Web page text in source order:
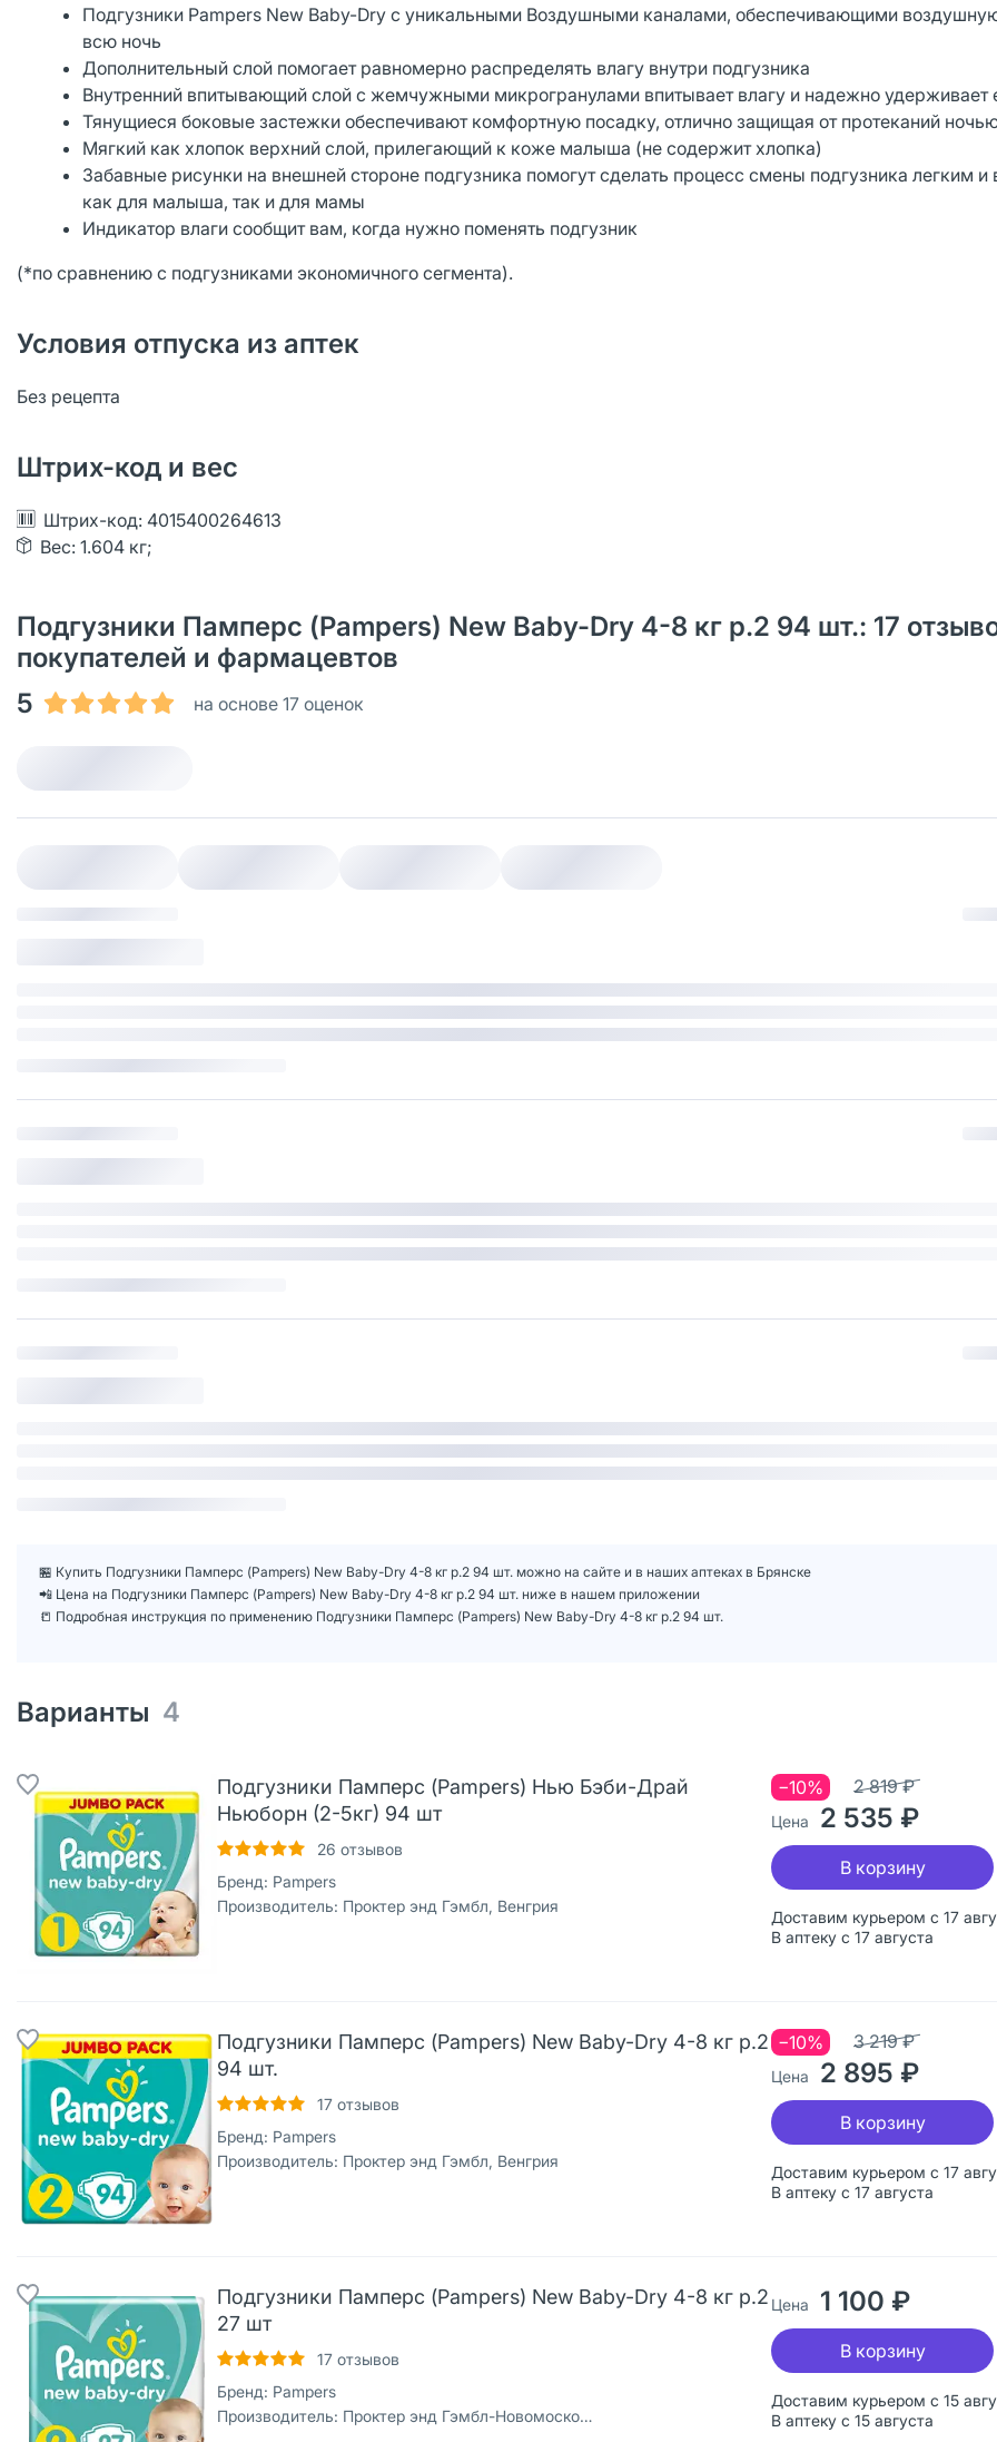
Подгузники Pampers New Baby-Dry с уникальными Воздушными каналами, обеспечивающими
всю ночь
Дополнительный слой помогает равномерно распределять влагу внутри подгузника
Внутренний впитывающий слой с жемчужными микрогранулами впитывает влагу и надежно удерживает
Тянущиеся боковые застежки обеспечивают комфортную посадку, отлично защищая от протеканий
Мягкий как хлопок верхний слой, прилегающий к коже малыша (не содержит хлопка)
Забавные рисунки на внешней стороне подгузника помогут сделать процесс смены подгузника легким
как для малыша, так и для мамы
Индикатор влаги сообщит вам, когда нужно поменять подгузник
(*по сравнению с подгузниками экономичного сегмента).
Условия отпуска из аптек
Без рецепта
Штрих-код и вес
Штрих-код: 4015400264613
Вес: 1.604 кг;
Подгузники Памперс (Pampers) New Baby-Dry 4-8 кг р.2 94 шт.: 17
покупателей и фармацевтов
5
на основе 17 оценок
🏪 Купить Подгузники Памперс (Pampers) New Baby-Dry 4-8 кг р.2 94 шт. можно на сайте и в наших аптеках в Брянске
📲 Цена на Подгузники Памперс (Pampers) New Baby-Dry 4-8 кг р.2 94 шт. ниже в нашем приложении
📒 Подробная инструкция по применению Подгузники Памперс (Pampers) New Baby-Dry 4-8 кг р.2 94 шт.
Варианты 4
Подгузники Памперс (Pampers) Нью Бэби-Драй
Ньюборн (2-5кг) 94 шт
26 отзывов
Бренд: Pampers
Производитель: Проктер энд Гэмбл, Венгрия
Доставим курьером с 17
В аптеку с 17 августа
Цена 2 535 ₽
2 819 ₽
−10%
В корзину
Подгузники Памперс (Pampers) New Baby-Dry 4-8 кг р.2
94 шт.
17 отзывов
Бренд: Pampers
Производитель: Проктер энд Гэмбл, Венгрия
Доставим курьером с 17
В аптеку с 17 августа
Цена 2 895 ₽
3 219 ₽
−10%
В корзину
Подгузники Памперс (Pampers) New Baby-Dry 4-8 кг р.2
27 шт
17 отзывов
Бренд: Pampers
Производитель: Проктер энд Гэмбл-Новомосковск, Россия
Доставим курьером с 15
В аптеку с 15 августа
Цена 1 100 ₽
В корзину